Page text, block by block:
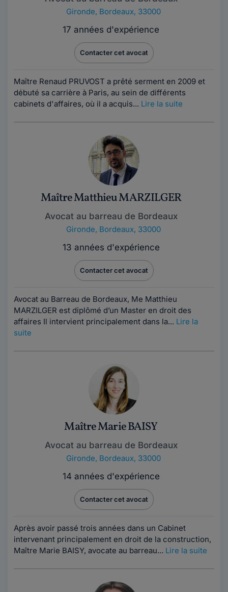
Gironde, Bordeaux, 33000
17 années d'expérience
Contacter cet avocat
Maître Renaud PRUVOST a prêté serment en 2009 et
débuté sa carrière à Paris, au sein de différents
cabinets d'affaires, où il a acquis... Lire la suite
Maître Matthieu MARZILGER
Avocat au barreau de Bordeaux
Gironde, Bordeaux, 33000
13 années d'expérience
Contacter cet avocat
Avocat au Barreau de Bordeaux, Me Matthieu
MARZILGER est diplômé d’un Master en droit des
affaires Il intervient principalement dans la... Lire la
suite
Maître Marie BAISY
Avocat au barreau de Bordeaux
Gironde, Bordeaux, 33000
14 années d'expérience
Contacter cet avocat
Après avoir passé trois années dans un Cabinet
intervenant principalement en droit de la construction,
Maître Marie BAISY, avocate au barreau... Lire la suite